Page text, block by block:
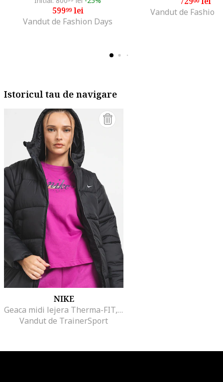
59999lei
Vandut de Fashion Days
Vandut de Fashion
Istoricul tau de navigare
NIKE
Geaca midi lejera Therma-FIT, Negru stins
Vandut de TrainerSport